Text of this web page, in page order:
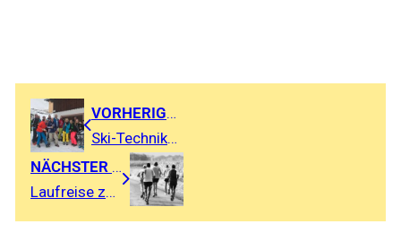
VORHERIGER BEITRAG
Ski-Technikcamp wird zum alpinen Naturerlebnis
NÄCHSTER BEITRAG
Laufreise zum Einetallauf (Aschersleben)